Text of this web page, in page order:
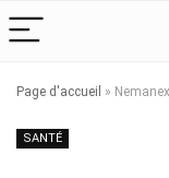
Page d'accueil »
SANTÉ